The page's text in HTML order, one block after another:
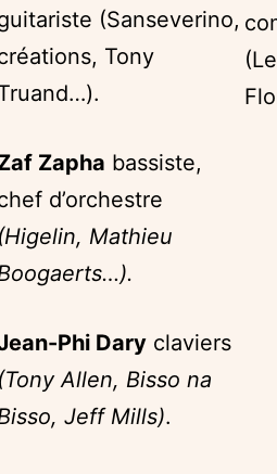
(Sanseverino,
Tony
Zapha bassiste,
d’orchestre
(Higelin, Mathieu
Phi Daryclaviers
(Tony Allen, Bisso na
Jeff Mills).